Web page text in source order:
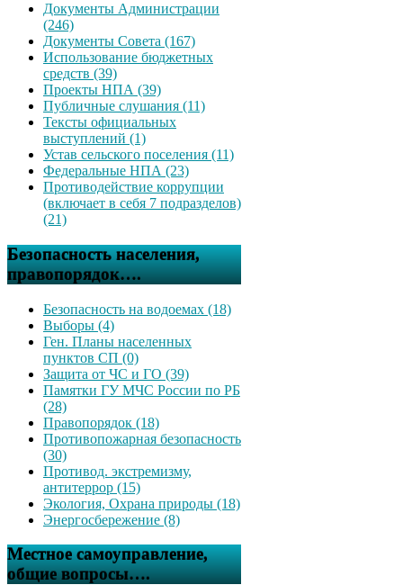
Документы Администрации
(246)
Документы Совета (167)
Использование бюджетных
средств (39)
Проекты НПА (39)
Публичные слушания (11)
Тексты официальных
выступлений (1)
Устав сельского поселения (11)
Федеральные НПА (23)
Противодействие коррупции
(включает в себя 7 подразделов)
(21)
Безопасность населения,
правопорядок….
Безопасность на водоемах (18)
Выборы (4)
Ген. Планы населенных
пунктов СП (0)
Защита от ЧС и ГО (39)
Памятки ГУ МЧС России по РБ
(28)
Правопорядок (18)
Противопожарная безопасность
(30)
Противод. экстремизму,
антитеррор (15)
Экология, Охрана природы (18)
Энергосбережение (8)
Местное самоуправление,
общие вопросы….